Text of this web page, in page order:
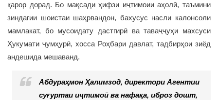
қарор дорад. Бо мақсади ҳифзи иҷтимоии аҳолӣ, таъмини
зиндагии шоистаи шаҳрвандон, бахусус насли калонсоли
мамлакат, бо мусоидату дастгирӣ ва таваҷҷуҳи махсуси
Ҳукумати ҷумҳурӣ, хосса Роҳбари давлат, тадбирҳои зиёд
андешида мешаванд.
Абдураҳмон Ҳалимзод, директори Агентии
суғуртаи иҷтимоӣ ва нафақа, иброз дошт,